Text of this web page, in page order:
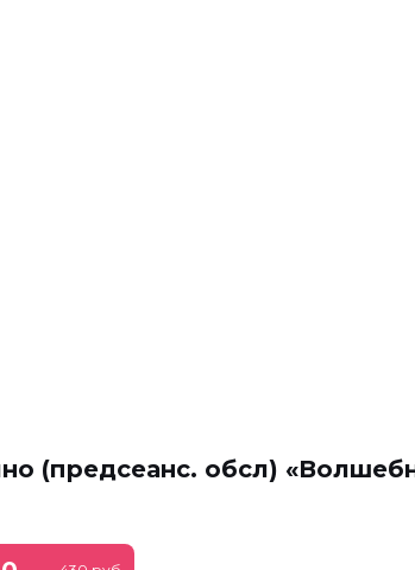
(предсеанс. обсл)